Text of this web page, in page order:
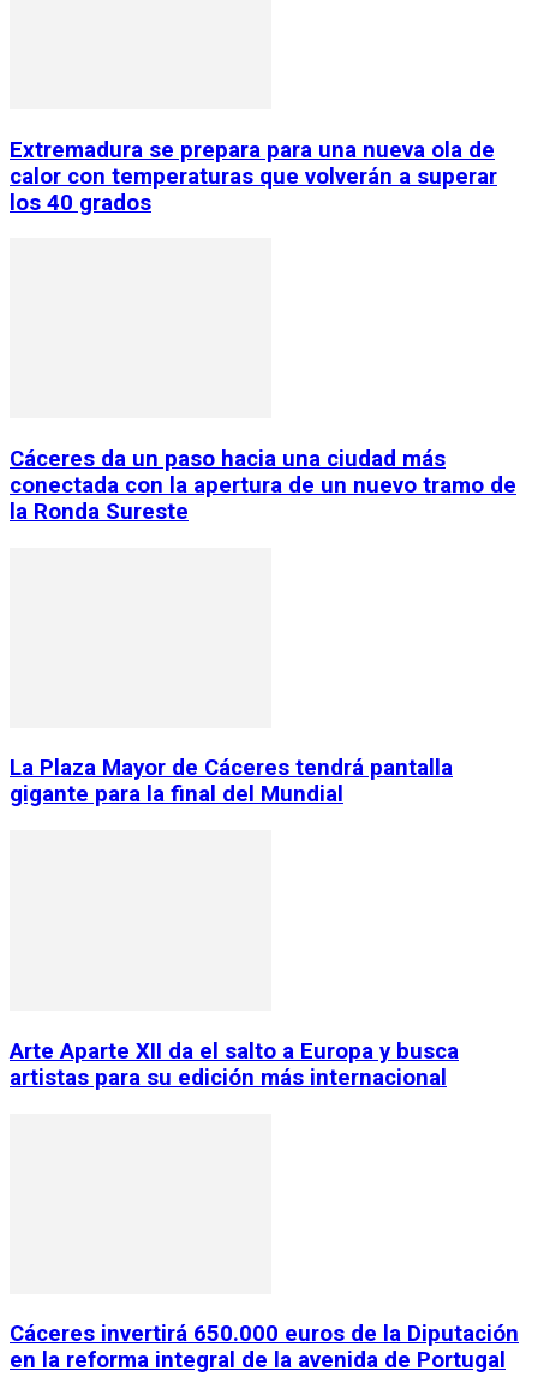
Extremadura se prepara para una nueva ola de
calor con temperaturas que volverán a superar
los 40 grados
Cáceres da un paso hacia una ciudad más
conectada con la apertura de un nuevo tramo de
la Ronda Sureste
La Plaza Mayor de Cáceres tendrá pantalla
gigante para la final del Mundial
Arte Aparte XII da el salto a Europa y busca
artistas para su edición más internacional
Cáceres invertirá 650.000 euros de la Diputación
en la reforma integral de la avenida de Portugal